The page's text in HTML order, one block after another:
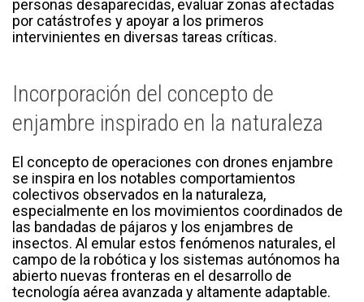
personas desaparecidas, evaluar zonas afectadas
por catástrofes y apoyar a los primeros
intervinientes en diversas tareas críticas.
Incorporación del concepto de
enjambre inspirado en la naturaleza
El concepto de operaciones con drones enjambre
se inspira en los notables comportamientos
colectivos observados en la naturaleza,
especialmente en los movimientos coordinados de
las bandadas de pájaros y los enjambres de
insectos. Al emular estos fenómenos naturales, el
campo de la robótica y los sistemas autónomos ha
abierto nuevas fronteras en el desarrollo de
tecnología aérea avanzada y altamente adaptable.